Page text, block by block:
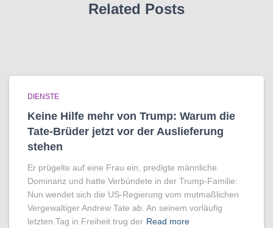
Related Posts
DIENSTE
Keine Hilfe mehr von Trump: Warum die
Tate-Brüder jetzt vor der Auslieferung
stehen
Er prügelte auf eine Frau ein, predigte männliche
Dominanz und hatte Verbündete in der Trump-Familie:
Nun wendet sich die US-Regierung vom mutmaßlichen
Vergewaltiger Andrew Tate ab. An seinem vorläufig
letzten Tag in Freiheit trug der Read more